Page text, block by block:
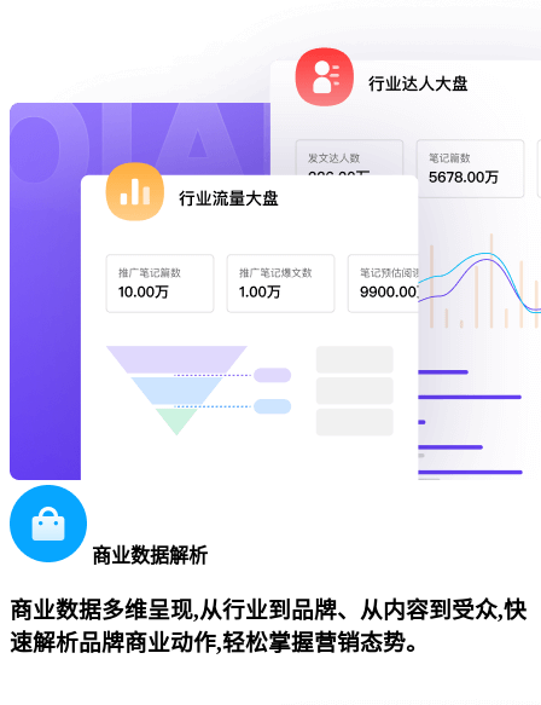
商业数据解析
商业数据多维呈现,从行业到品牌、从内容到受众,快
速解析品牌商业动作,轻松掌握营销态势。